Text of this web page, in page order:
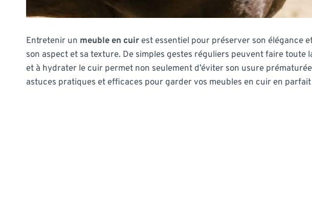
Entretenir un meuble en cuir est essentiel pour préserver son élégance
son aspect et sa texture. De simples gestes réguliers peuvent faire toute
et à hydrater le cuir permet non seulement d’éviter son usure
astuces pratiques et efficaces pour garder vos meubles en cuir en